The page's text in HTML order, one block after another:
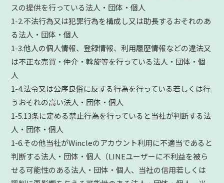
スの提供を行っている法人・団体・個人
1-2.不法行為又は犯罪行為を構成し又は助長するおそれのあ
る法人・団体・個人
1-3.他人の個人情報、登録情報、利用履歴情報などの違法又
は不正な売買・仲介・斡旋等を行っている法人・団体・個
人
1-4.法令又は公序良俗に反する行為を行っている若しくは行
うおそれの高い法人・団体・個人
1-5.13条に定める禁止行為を行っていると当社が判断する法
人・団体・個人
1-6.その他当社がWincleのアカウント利用に不適当であると
判断する法人・団体・個人（LINEユーザーに不利益を被ら
せる可能性のある法人・団体・個人、当社の信用若しくは